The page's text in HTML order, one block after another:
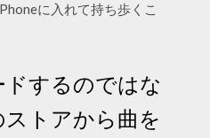
に入れて持ち歩くこ
するのではな
トアから曲を